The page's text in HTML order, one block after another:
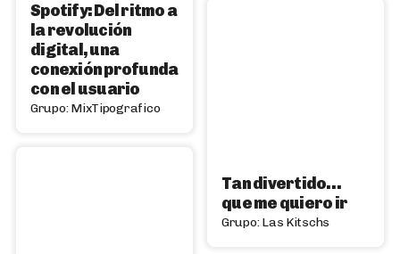
Spotify: Del ritmo a
la revolución
digital, una
conexión profunda
con el usuario
Grupo: MixTipografico
Tan divertido…
que me quiero ir
Grupo: Las Kitschs